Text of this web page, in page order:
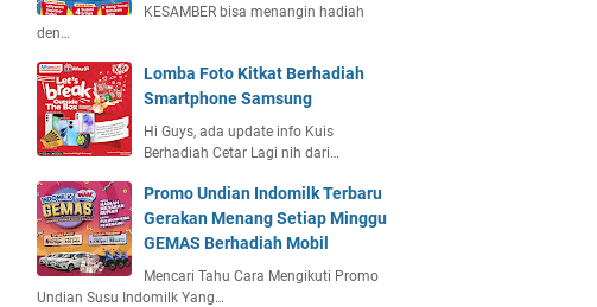
KESAMBER bisa menangin hadiah
den…
Lomba Foto Kitkat Berhadiah
Smartphone Samsung
Hi Guys, ada update info Kuis
Berhadiah Cetar Lagi nih dari…
Promo Undian Indomilk Terbaru
Gerakan Menang Setiap Minggu
GEMAS Berhadiah Mobil
Mencari Tahu Cara Mengikuti Promo
Undian Susu Indomilk Yang…